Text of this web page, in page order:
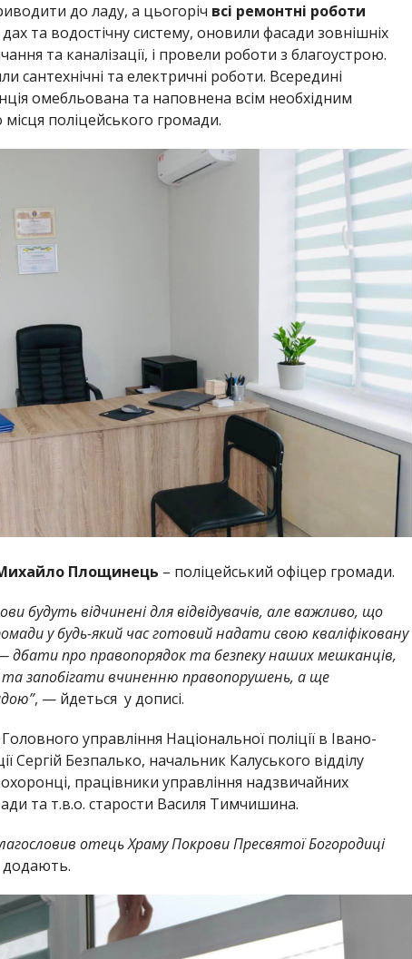
до ладу, а цьогоріч всі ремонтні роботи
та водостічну систему, оновили фасади зовнішніх
та каналізації, і провели роботи з благоустрою.
сантехнічні та електричні роботи. Всередині
омебльована та наповнена всім необхідним
поліцейського громади.
Площинець – поліцейський офіцер громади.
будуть відчинені для відвідувачів, але важливо, що
у будь-який час готовий надати свою кваліфіковану
дбати про правопорядок та безпеку наших мешканців,
запобігати вчиненню правопорушень, а ще
, — йдеться у дописі.
управління Національної поліції в Івано-
Сергій Безпалько, начальник Калуського відділу
працівники управління надзвичайних
та т.в.о. старости Василя Тимчишина.
отець Храму Покрови Пресвятої Богородиці